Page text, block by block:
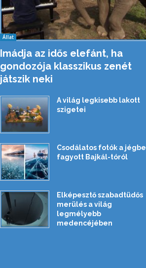
Állat
Imádja az idős elefánt, ha
gondozója klasszikus zenét
játszik neki
A világ legkisebb lakott
szigetei
Csodálatos fotók a jégbe
fagyott Bajkál-tóról
Elképesztő szabadtüdős
merülés a világ
legmélyebb
medencéjében